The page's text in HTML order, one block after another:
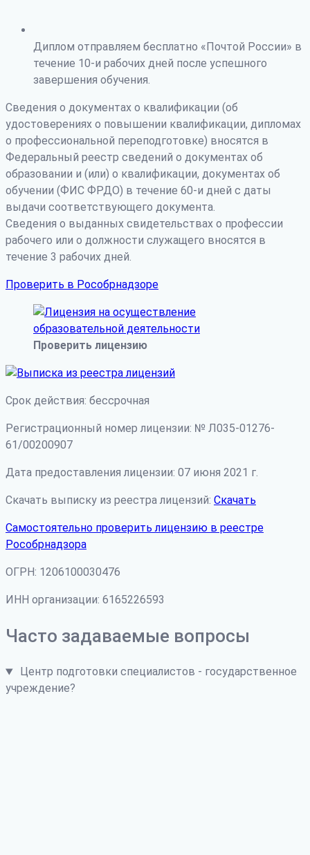
Диплом отправляем бесплатно «Почтой России» в
течение 10-и рабочих дней после успешного
завершения обучения.
Сведения о документах о квалификации (об
удостоверениях о повышении квалификации, дипломах
о профессиональной переподготовке) вносятся в
Федеральный реестр сведений о документах об
образовании и (или) о квалификации, документах об
обучении (ФИС ФРДО) в течение 60-и дней с даты
выдачи соответствующего документа.
Сведения о выданных свидетельствах о профессии
рабочего или о должности служащего вносятся в
течение 3 рабочих дней.
Проверить в Рособрнадзоре
Проверить лицензию
Срок действия: бессрочная
Регистрационный номер лицензии: № Л035-01276-
61/00200907
Дата предоставления лицензии: 07 июня 2021 г.
Скачать выписку из реестра лицензий: Скачать
Самостоятельно проверить лицензию в реестре
Рособрнадзора
ОГРН: 1206100030476
ИНН организации: 6165226593
Часто задаваемые вопросы
Центр подготовки специалистов - государственное
учреждение?